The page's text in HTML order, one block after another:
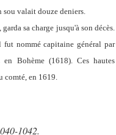
valait douze deniers.
sa charge jusqu'à son décès.
nommé capitaine général par
Bohème (1618). Ces hautes
en 1619.
1042.